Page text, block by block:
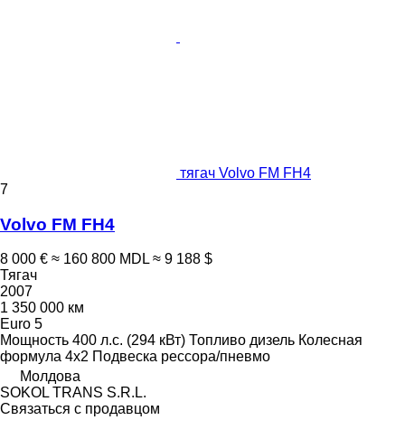
тягач Volvo FM FH4
7
Volvo FM FH4
8 000 € ≈ 160 800 MDL ≈ 9 188 $
Тягач
2007
1 350 000 км
Euro 5
Мощность 400 л.с. (294 кВт) Топливо дизель Колесная
формула 4x2 Подвеска рессора/пневмо
Молдова
SOKOL TRANS S.R.L.
Связаться с продавцом